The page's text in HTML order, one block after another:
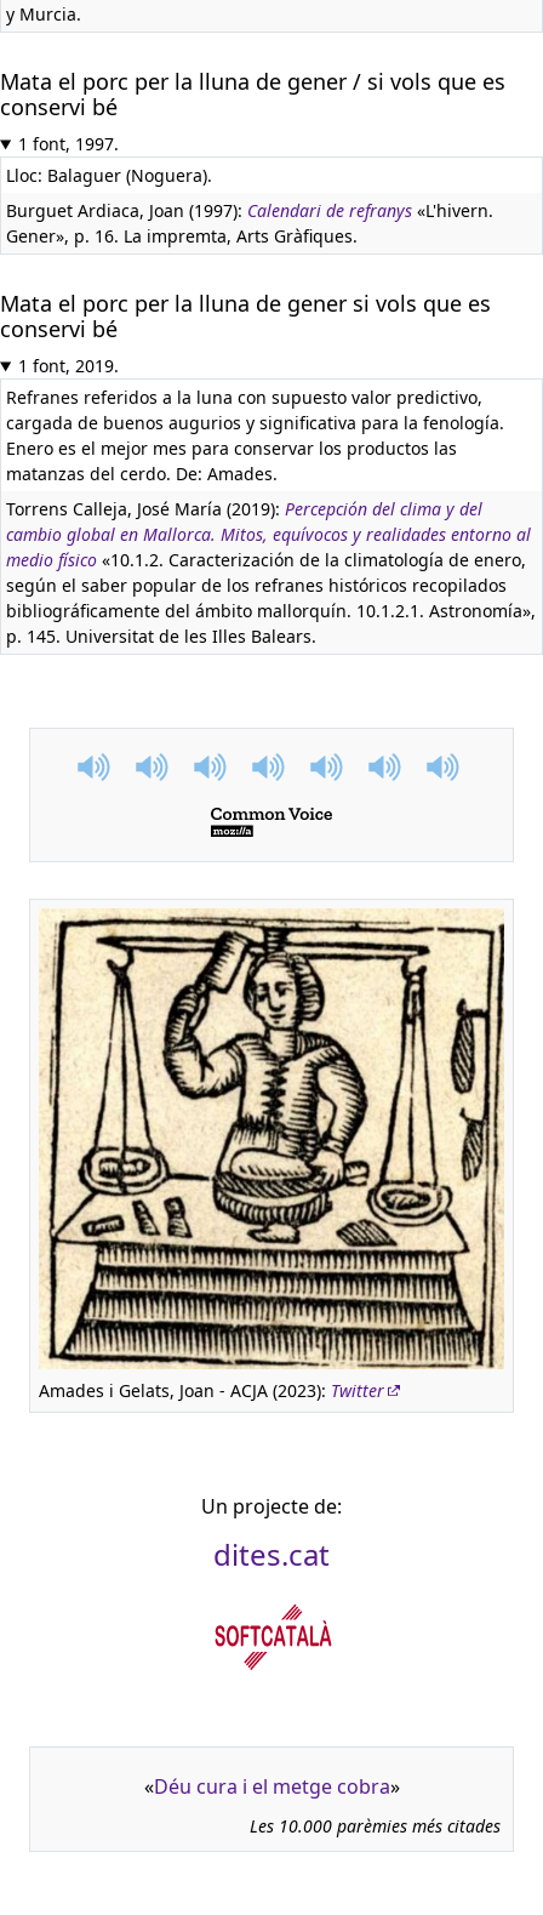
y Murcia.
Mata el porc per la lluna de gener / si vols que es
conservi bé
1 font, 1997.
Lloc: Balaguer (Noguera).
Burguet Ardiaca, Joan (1997): Calendari de refranys «L'hivern.
Gener», p. 16. La impremta, Arts Gràfiques.
Mata el porc per la lluna de gener si vols que es
conservi bé
1 font, 2019.
Refranes referidos a la luna con supuesto valor predictivo,
cargada de buenos augurios y significativa para la fenología.
Enero es el mejor mes para conservar los productos las
matanzas del cerdo. De: Amades.
Torrens Calleja, José María (2019): Percepción del clima y del
cambio global en Mallorca. Mitos, equívocos y realidades entorno al
medio físico «10.1.2. Caracterización de la climatología de enero,
según el saber popular de los refranes históricos recopilados
bibliográficamente del ámbito mallorquín. 10.1.2.1. Astronomía»,
p. 145. Universitat de les Illes Balears.
Amades i Gelats, Joan - ACJA (2023): Twitter
Un projecte de:
dites.cat
«Déu cura i el metge cobra»
Les 10.000 parèmies més citades